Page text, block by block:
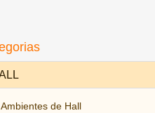
Ambientes de Hall